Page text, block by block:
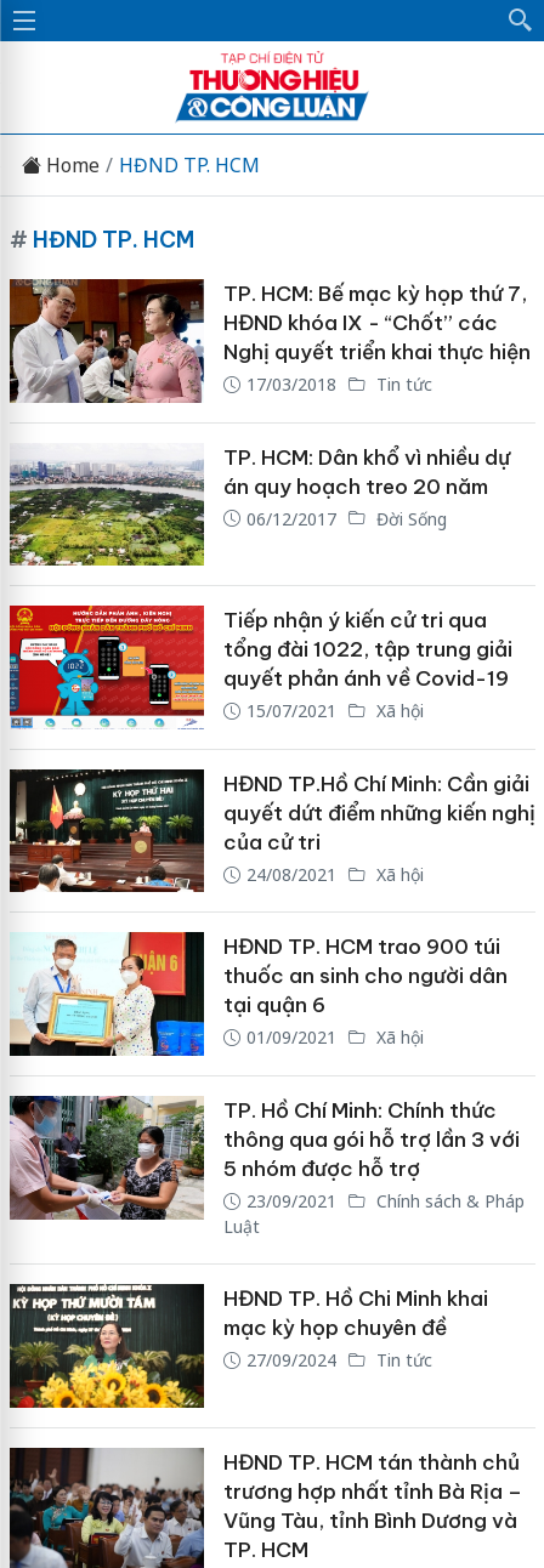
Home HĐND TP. HCM
# HĐND TP. HCM
TP. HCM: Bế mạc kỳ họp thứ 7,
HĐND khóa IX - “Chốt” các
Nghị quyết triển khai thực hiện
17/03/2018 Tin tức
TP. HCM: Dân khổ vì nhiều dự
án quy hoạch treo 20 năm
06/12/2017 Đời Sống
Tiếp nhận ý kiến cử tri qua
tổng đài 1022, tập trung giải
quyết phản ánh về Covid-19
15/07/2021 Xã hội
HĐND TP.Hồ Chí Minh: Cần giải
quyết dứt điểm những kiến nghị
của cử tri
24/08/2021 Xã hội
HĐND TP. HCM trao 900 túi
thuốc an sinh cho người dân
tại quận 6
01/09/2021 Xã hội
TP. Hồ Chí Minh: Chính thức
thông qua gói hỗ trợ lần 3 với
5 nhóm được hỗ trợ
23/09/2021
Chính sách & Pháp
Luật
HĐND TP. Hồ Chi Minh khai
mạc kỳ họp chuyên đề
27/09/2024 Tin tức
HĐND TP. HCM tán thành chủ
trương hợp nhất tỉnh Bà Rịa –
Vũng Tàu, tỉnh Bình Dương và
TP. HCM